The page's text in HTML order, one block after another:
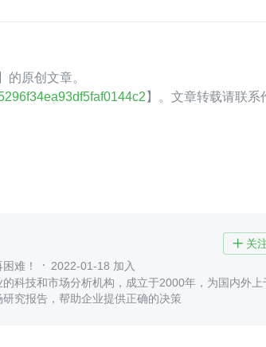
的原创文章。
】。文章转载请联系
 关
难！
2022-01-18 加入
科技和市场分析机构，成立于2000年，为国内外上
究报告，帮助企业提供正确的决策